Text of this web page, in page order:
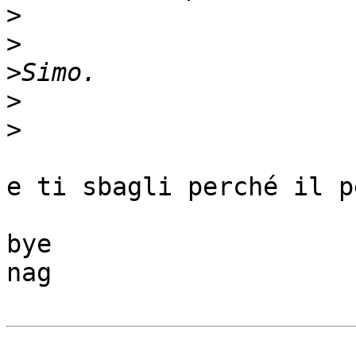
>
>
>
>
>
e ti sbagli perché il
bye
nag